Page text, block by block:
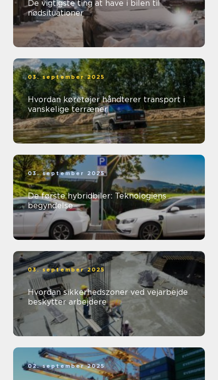
De vigtigste ting at have i bilen til
nødsituationer
03. september 2025
Hvordan køretøjer håndterer transport i
vanskelige terræner
03. september 2025
De første hybridbiler: Teknologiens
begyndelse
03. september 2025
Hvordan sikkerhedszoner ved vejarbejde
beskytter arbejdere
02. september 2025